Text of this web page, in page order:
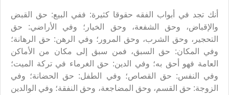
أنك تجد في أبواب الفقه حقوقا كثيرة: ففي البيع: حق القبض
والإقباض، وحق الشفعة، وحق الخيار؛ وفي الأراضي: حق
التحجير، وحق الشرب، وحق المرور؛ وفي الرهن: حق الرهانة؛
وفي المكان: حق السبق، فمن سبق إلى مكان من الأماكن
العامة فهو أحق به؛ وفي الدين: حق الغرماء في تركة الميت؛
وفي النفس: حق القصاص؛ وفي الطفل: حق الحضانة؛ وفي
الزوجة: حق القسم، وحق المضاجعة، وحق النفقة؛ وفي الوالدين